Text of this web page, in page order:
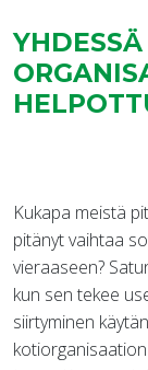
Kukapa meistä
pitänyt vaihtaa
vieraaseen?
kun sen tekee
siirtyminen